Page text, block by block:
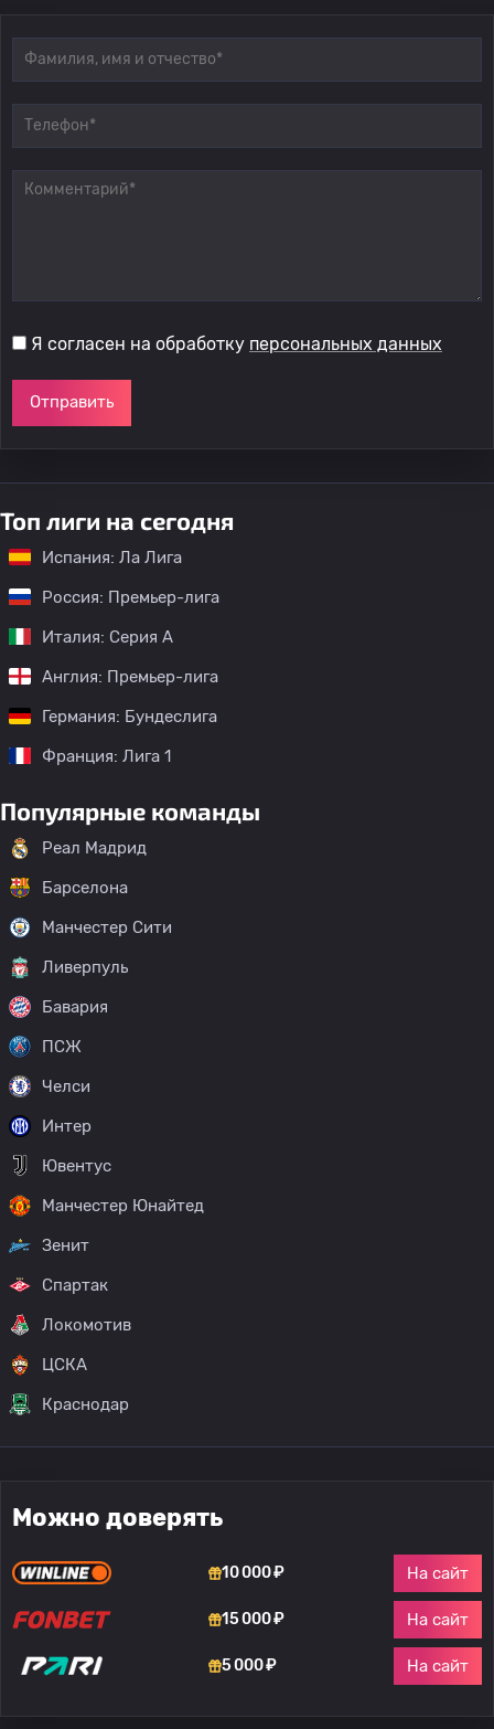
Я согласен на обработку персональных данных
Отправить
Топ лиги на сегодня
Испания: Ла Лига
Россия: Премьер-лига
Италия: Серия А
Англия: Премьер-лига
Германия: Бундеслига
Франция: Лига 1
Популярные команды
Реал Мадрид
Барселона
Манчестер Сити
Ливерпуль
Бавария
ПСЖ
Челси
Интер
Ювентус
Манчестер Юнайтед
Зенит
Спартак
Локомотив
ЦСКА
Краснодар
Можно доверять
10 000 ₽ На сайт
15 000 ₽ На сайт
5 000 ₽ На сайт